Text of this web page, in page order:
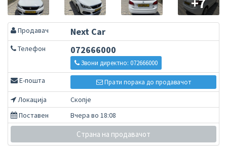
Продавач Next Car
Телефон 072666000
Звони директно: 072666000
Е-пошта Прати порака до продавачот
Локација
Скопје
Поставен
Вчера во 18:08
Страна на продавачот